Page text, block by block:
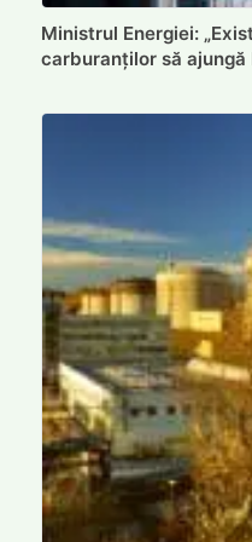
Ministrul Energiei:
carburanților să ajungă